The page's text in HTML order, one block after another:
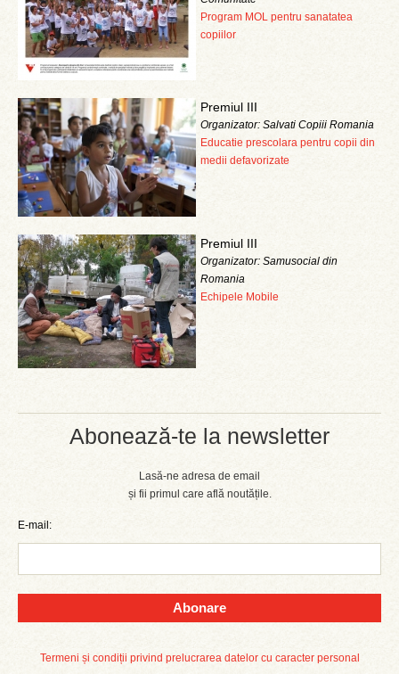
Abonează-te la newsletter
Lasă-ne adresa de email
și fii primul care află noutățile.
E-mail:
Abonare
Termeni și condiții privind prelucrarea datelor cu caracter personal
Program MOL pentru sanatatea
copiilor
Premiul III
Organizator: Salvati Copiii Romania
Educatie prescolara pentru copii din
medii defavorizate
Premiul III
Organizator: Samusocial din
Romania
Echipele Mobile